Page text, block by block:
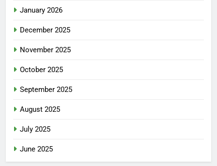
January 2026
December 2025
November 2025
October 2025
September 2025
August 2025
July 2025
June 2025